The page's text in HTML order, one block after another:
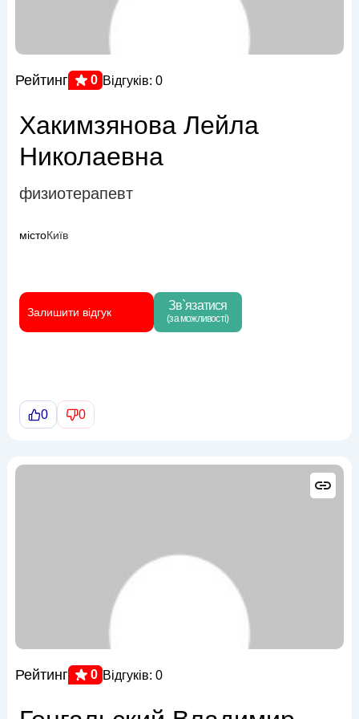
Рейтинг 0 Відгуків: 0
Хакимзянова Лейла
Николаевна
физиотерапевт
містоКиїв
Залишити відгук Зв`язатися
(за можливості)
0 0
Рейтинг 0 Відгуків: 0